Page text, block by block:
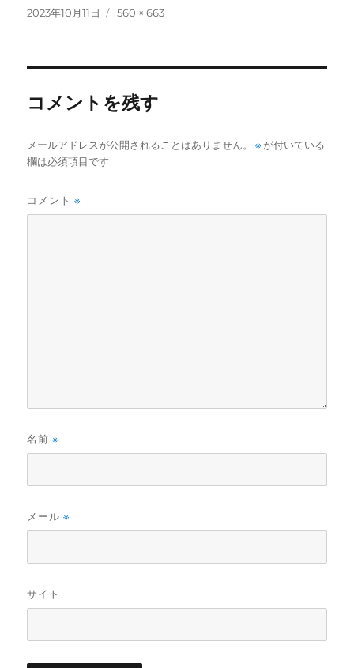
投
2023年10月11日
フ
560 × 663
コメントを残す
メールアドレスが公開されることはありません。 ※ が付いている
欄は必須項目です
コメント※
名前※
メール※
サイト